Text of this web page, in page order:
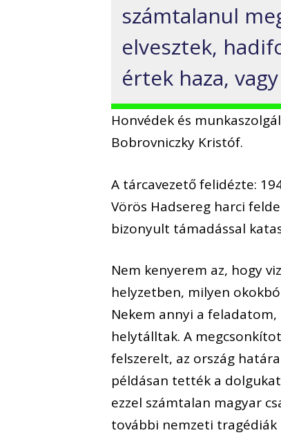
számtalanul
elvesztek,
értek haza,
Honvédek és
Bobrovniczky Kristóf.
A tárcavezető felidézte:
Vörös Hadsereg harci
bizonyult támadással
Nem kenyerem az, hogy
helyzetben, milyen
Nekem annyi a
helytálltak. A
felszerelt, az ország
példásan tették a
ezzel számtalan magyar
további nemzeti tragédiák